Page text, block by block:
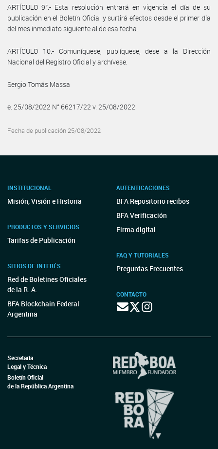
ARTÍCULO 9°.- Esta resolución entrará en vigencia el día de su
publicación en el Boletín Oficial y surtirá efectos desde el primer día
del mes inmediato siguiente al de esa fecha.
ARTÍCULO 10.- Comuníquese, publíquese, dese a la Dirección
Nacional del Registro Oficial y archívese.
Sergio Tomás Massa
e. 25/08/2022 N° 66217/22 v. 25/08/2022
Fecha de publicación 25/08/2022
INSTITUCIONAL
Misión, Visión e Historia
PRODUCTOS Y SERVICIOS
Tarifas de Publicación
SITIOS DE INTERÉS
Red de Boletines Oficiales
de la R. A.
BFA Blockchain Federal
Argentina
AUTENTICACIONES
BFA Repositorio recibos
BFA Verificación
Firma digital
FAQ Y TUTORIALES
Preguntas Frecuentes
CONTACTO
Secretaría
Legal y Técnica
Boletín Oficial
de la República Argentina